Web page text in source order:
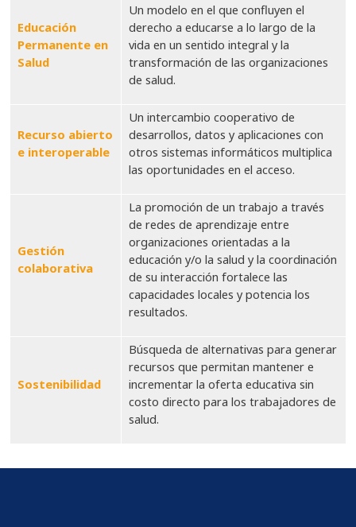
Educación
Permanente en
Salud
Un modelo en el que confluyen el
derecho a educarse a lo largo de la
vida en un sentido integral y la
transformación de las organizaciones
de salud.
Recurso abierto
e interoperable
Un intercambio cooperativo de
desarrollos, datos y aplicaciones con
otros sistemas informáticos multiplica
las oportunidades en el acceso.
Gestión
colaborativa
La promoción de un trabajo a través
de redes de aprendizaje entre
organizaciones orientadas a la
educación y/o la salud y la coordinación
de su interacción fortalece las
capacidades locales y potencia los
resultados.
Sostenibilidad
Búsqueda de alternativas para generar
recursos que permitan mantener e
incrementar la oferta educativa sin
costo directo para los trabajadores de
salud.